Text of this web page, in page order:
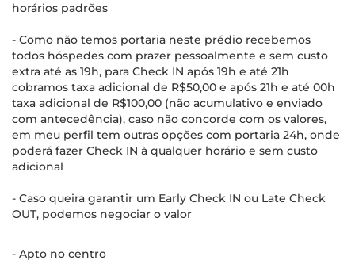
horários padrões
- Como não temos portaria neste prédio recebemos
todos hóspedes com prazer pessoalmente e sem custo
extra até as 19h, para Check IN após 19h e até 21h
cobramos taxa adicional de R$50,00 e após 21h e até 00h
taxa adicional de R$100,00 (não acumulativo e enviado
com antecedência), caso não concorde com os valores,
em meu perfil tem outras opções com portaria 24h, onde
poderá fazer Check IN à qualquer horário e sem custo
adicional
- Caso queira garantir um Early Check IN ou Late Check
OUT, podemos negociar o valor
- Apto no centro